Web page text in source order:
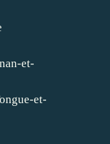
et-
et-